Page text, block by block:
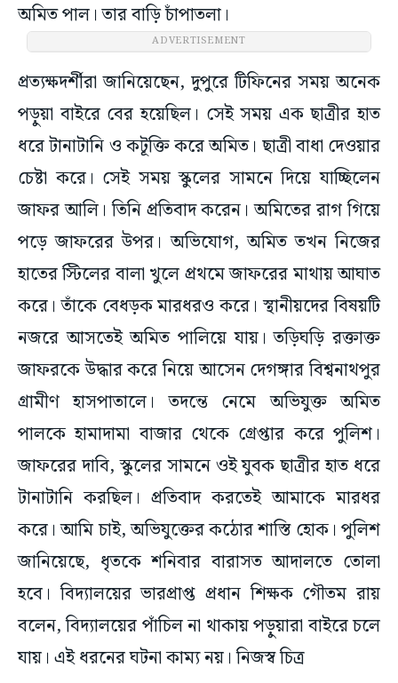
অমিত পাল। তার বাড়ি চাঁপাতলা।
ADVERTISEMENT
প্রত্যক্ষদর্শীরা জানিয়েছেন, দুপুরে টিফিনের সময় অনেক
পড়ুয়া বাইরে বের হয়েছিল। সেই সময় এক ছাত্রীর হাত
ধরে টানাটানি ও কটূক্তি করে অমিত। ছাত্রী বাধা দেওয়ার
চেষ্টা করে। সেই সময় স্কুলের সামনে দিয়ে যাচ্ছিলেন
জাফর আলি। তিনি প্রতিবাদ করেন। অমিতের রাগ গিয়ে
পড়ে জাফরের উপর। অভিযোগ, অমিত তখন নিজের
হাতের স্টিলের বালা খুলে প্রথমে জাফরের মাথায় আঘাত
করে। তাঁকে বেধড়ক মারধরও করে। স্থানীয়দের বিষয়টি
নজরে আসতেই অমিত পালিয়ে যায়। তড়িঘড়ি রক্তাক্ত
জাফরকে উদ্ধার করে নিয়ে আসেন দেগঙ্গার বিশ্বনাথপুর
গ্রামীণ হাসপাতালে। তদন্তে নেমে অভিযুক্ত অমিত
পালকে হামাদামা বাজার থেকে গ্রেপ্তার করে পুলিশ।
জাফরের দাবি, স্কুলের সামনে ওই যুবক ছাত্রীর হাত ধরে
টানাটানি করছিল। প্রতিবাদ করতেই আমাকে মারধর
করে। আমি চাই, অভিযুক্তের কঠোর শাস্তি হোক। পুলিশ
জানিয়েছে, ধৃতকে শনিবার বারাসত আদালতে তোলা
হবে। বিদ্যালয়ের ভারপ্রাপ্ত প্রধান শিক্ষক গৌতম রায়
বলেন, বিদ্যালয়ের পাঁচিল না থাকায় পড়ুয়ারা বাইরে চলে
যায়। এই ধরনের ঘটনা কাম্য নয়। নিজস্ব চিত্র